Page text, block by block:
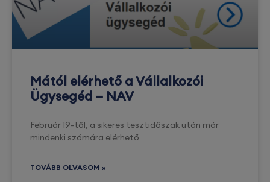
Mától elérhető a Vállalkozói
Ügysegéd – NAV
Február 19-től, a sikeres tesztidőszak után már
mindenki számára elérhető
TOVÁBB OLVASOM »